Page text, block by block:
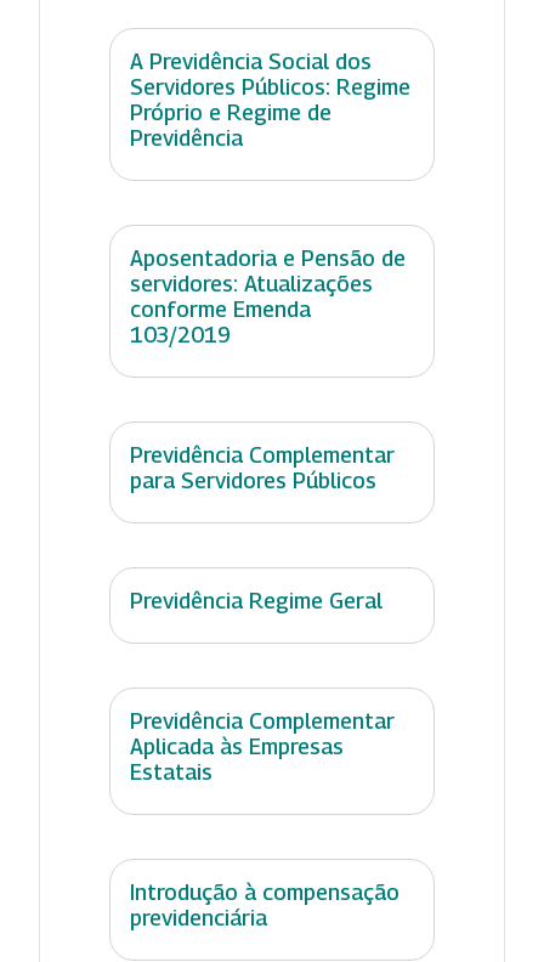
A Previdência Social dos
Servidores Públicos: Regime
Próprio e Regime de
Previdência
Aposentadoria e Pensão de
servidores: Atualizações
conforme Emenda
103/2019
Previdência Complementar
para Servidores Públicos
Previdência Regime Geral
Previdência Complementar
Aplicada às Empresas
Estatais
Introdução à compensação
previdenciária